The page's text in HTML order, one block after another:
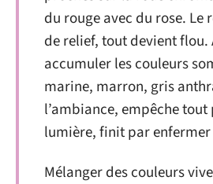
du rouge avec du rose. Le
de relief, tout devient flou.
accumuler les couleurs
marine, marron, gris
l’ambiance, empêche
lumière, finit par
Mélanger des couleurs